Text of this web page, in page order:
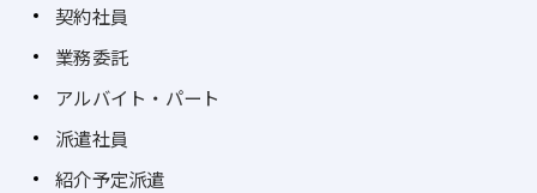
契約社員
業務委託
アルバイト・パート
派遣社員
紹介予定派遣